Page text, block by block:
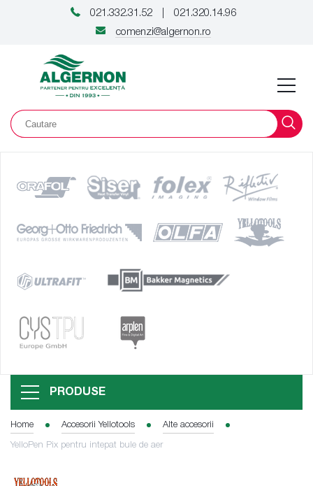
021.332.31.52
021.320.14.96
comenzi@algernon.ro
PRODUSE
Home Accesorii Yellotools Alte accesorii
YelloPen Pix pentru intepat bule de aer